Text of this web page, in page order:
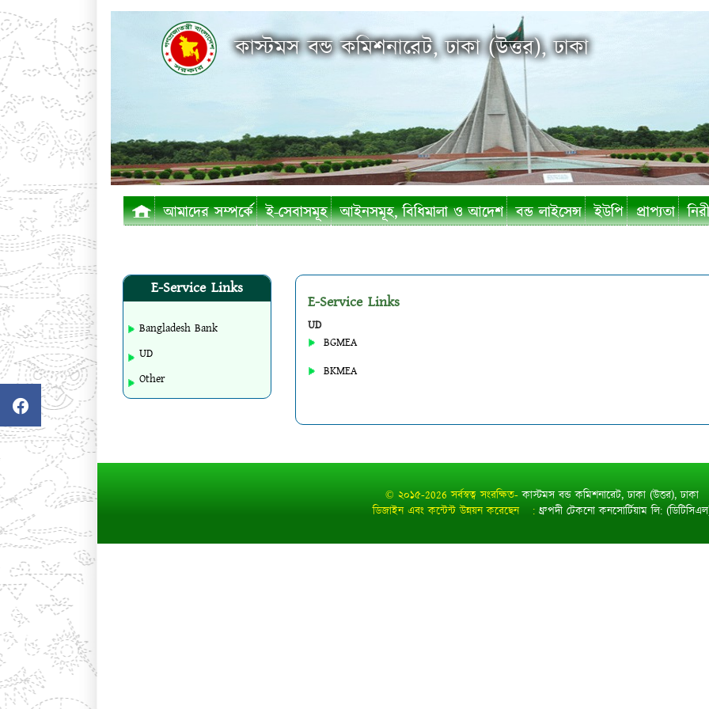
কাস্টমস বন্ড কমিশনারেট, ঢাকা (উত্তর), ঢাকা
আমাদের সম্পর্কে ই-সেবাসমূহ আইনসমূহ, বিধিমালা ও আদেশ বন্ড লাইসেন্স ইউপি প্রাপ্যতা
E-Service Links
Bangladesh Bank
UD
Other
E-Service Links
UD
BGMEA
BKMEA
© ২০১৫-2026 সর্বস্বত্ব সংরক্ষিত-কাস্টমস বন্ড কমিশনারেট, ঢাকা (উত্তর), ঢাকা
ডিজাইন এবং কন্টেন্ট উন্নয়ন করেছেন : ধ্রুপদী টেকনো কনসোর্টিয়াম লি: